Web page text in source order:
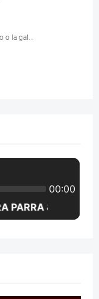
o la gal...